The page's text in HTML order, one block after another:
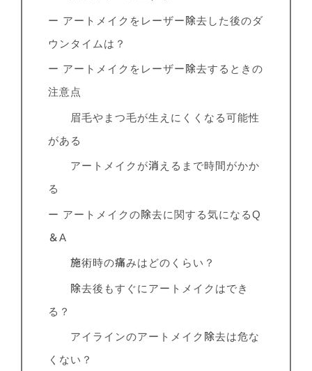
ー アートメイクをレーザー除去した後のダ
ウンタイムは？
ー アートメイクをレーザー除去するときの
注意点
眉毛やまつ毛が生えにくくなる可能性
がある
アートメイクが消えるまで時間がかか
る
ー アートメイクの除去に関する気になるQ
＆A
施術時の痛みはどのくらい？
除去後もすぐにアートメイクはでき
る？
アイラインのアートメイク除去は危な
くない？